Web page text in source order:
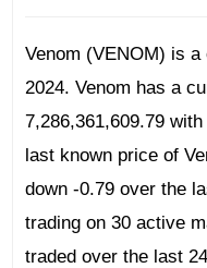
Venom (VENOM) is
2024. Venom has a
7,286,361,609.79
last known price of
down -0.79 over the
trading on 30 active
traded over the last